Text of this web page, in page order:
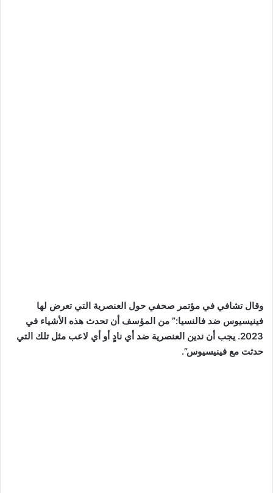
وقال تشافي في مؤتمر صحفي حول العنصرية التي تعرض لها
فينيسيوس ضد فالنسيا:” من المؤسف أن تحدث هذه الأشياء في
2023. يجب أن ندين العنصرية ضد أي نادٍ أو أي لاعب مثل تلك التي
حدثت مع فينيسيوس”.